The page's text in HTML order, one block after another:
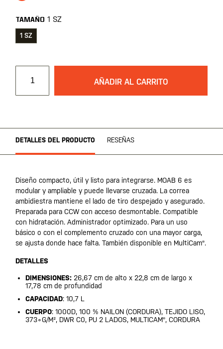
TAMAÑO 1 SZ
1 SZ
AÑADIR AL CARRITO
DETALLES DEL PRODUCTO RESEÑAS
Diseño compacto, útil y listo para integrarse. MOAB 6 es
modular y ampliable y puede llevarse cruzada. La correa
ambidiestra mantiene el lado de tiro despejado y asegurado.
Preparada para CCW con acceso desmontable. Compatible
con hidratación. Administrador optimizado. Para un uso
básico o con el complemento cruzado con una mayor carga,
se ajusta donde hace falta. También disponible en MultiCam®.
DETALLES
DIMENSIONES: 26,67 cm de alto x 22,8 cm de largo x
17,78 cm de profundidad
CAPACIDAD: 10,7 L
CUERPO: 1000D, 100 % NAILON (CORDURA), TEJIDO LISO,
373∘G/M², DWR C0, PU 2 LADOS, MULTICAM®, CORDURA